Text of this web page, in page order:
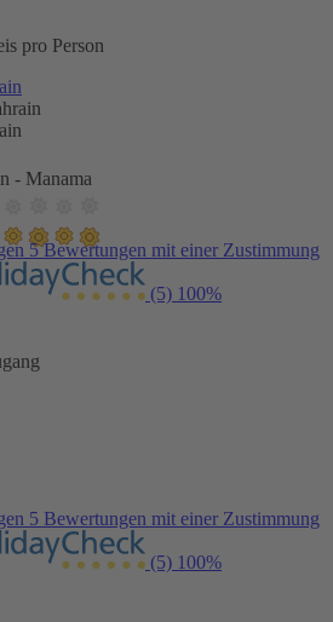
pro Person
- Manama
5 Bewertungen mit einer Zustimmung
(5) 100%
5 Bewertungen mit einer Zustimmung
(5) 100%